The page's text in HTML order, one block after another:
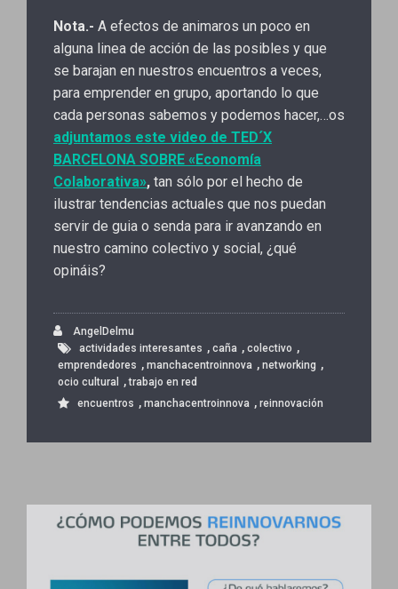
Nota.- A efectos de animaros un poco en
alguna linea de acción de las posibles y que
se barajan en nuestros encuentros a veces,
para emprender en grupo, aportando lo que
cada personas sabemos y podemos hacer,…os
adjuntamos este video de TED´X
BARCELONA SOBRE «Economía
Colaborativa», tan sólo por el hecho de
ilustrar tendencias actuales que nos puedan
servir de guia o senda para ir avanzando en
nuestro camino colectivo y social, ¿qué
opináis?
AngelDelmu
actividades interesantes , caña , colectivo ,
emprendedores , manchacentroinnova , networking ,
ocio cultural ,trabajo en red
encuentros , manchacentroinnova , reinnovación